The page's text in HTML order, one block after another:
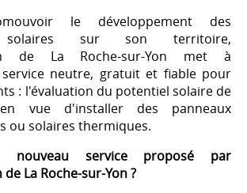
le développement des
solaires sur son territoire,
de La Roche-sur-Yon met à
neutre, gratuit et fiable pour
: l'évaluation du potentiel solaire de
vue d'installer des panneaux
ou solaires thermiques.
service proposé par
La Roche-sur-Yon ?